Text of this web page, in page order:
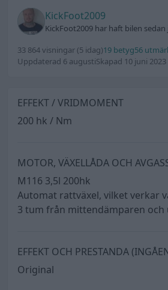
KickFoot2009
KickFoot2009 har haft bilen sedan
33 864 visningar (5 idag)19 betyg56
Uppdaterad 6 augustiSkapad 10 juni 2023
EFFEKT / VRIDMOMENT
200 hk / Nm
MOTOR, VÄXELLÅDA OCH
M116 3,5l 200hk
Automat rattväxel, vilket verkar
3 tum från mittendämparen och
EFFEKT OCH PRESTANDA
Original